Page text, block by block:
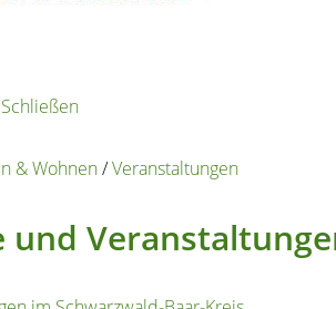
Schließen
& Wohnen/Veranstaltungen
und